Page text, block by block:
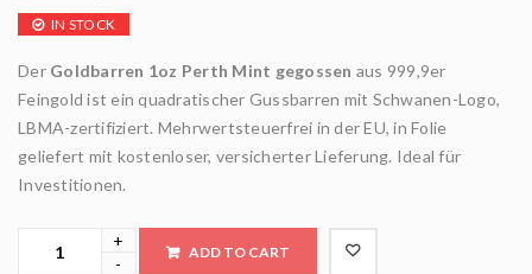
IN STOCK
Der Goldbarren 1oz Perth Mint gegossen aus 999,9er
Feingold ist ein quadratischer Gussbarren mit Schwanen-Logo,
LBMA-zertifiziert. Mehrwertsteuerfrei in der EU, in Folie
geliefert mit kostenloser, versicherter Lieferung. Ideal für
Investitionen.
ADD TO CART